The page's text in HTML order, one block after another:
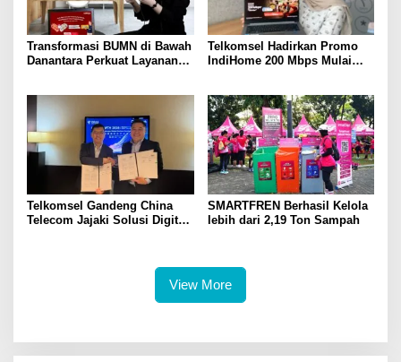
Transformasi BUMN di Bawah
Danantara Perkuat Layanan
Telkomsel Hadirkan Promo
IndiHome 200 Mbps Mulai
Telkomsel Gandeng China
Telecom Jajaki Solusi Digital
SMARTFREN Berhasil Kelola
lebih dari 2,19 Ton Sampah
View More